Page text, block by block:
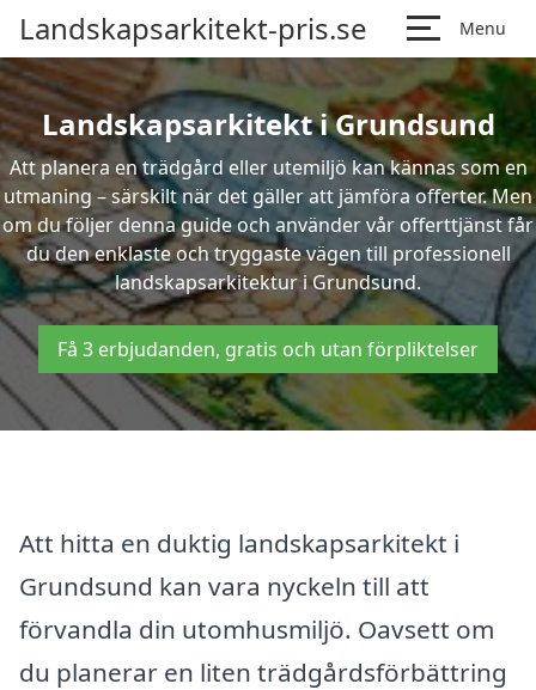
Landskapsarkitekt-pris.se Menu
Landskapsarkitekt i Grundsund
Att planera en trädgård eller utemiljö kan kännas som en
utmaning – särskilt när det gäller att jämföra offerter. Men
om du följer denna guide och använder vår offerttjänst får
du den enklaste och tryggaste vägen till professionell
landskapsarkitektur i Grundsund.
Få 3 erbjudanden, gratis och utan förpliktelser
Att hitta en duktig landskapsarkitekt i
Grundsund kan vara nyckeln till att
förvandla din utomhusmiljö. Oavsett om
du planerar en liten trädgårdsförbättring